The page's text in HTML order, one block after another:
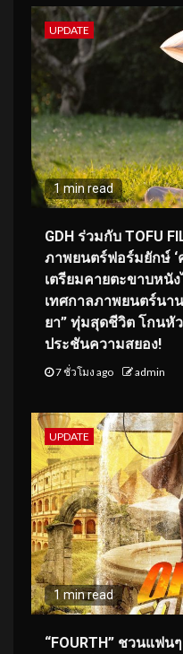
UPDATE
1 min read
GDH ร่วมกับ TOFU
ภาพยนตร์ฟอร์มยักษ์ ‘
เตรียมคายตะขาบหนั
เทศกาลภาพยนตร์นา
ยา” ทุ่มสุดชีวิต โกน
ประชันความสยอง!
7 ชั่วโมง ago admin
UPDATE
1 min read
“FOURTH” ชวนแฟน